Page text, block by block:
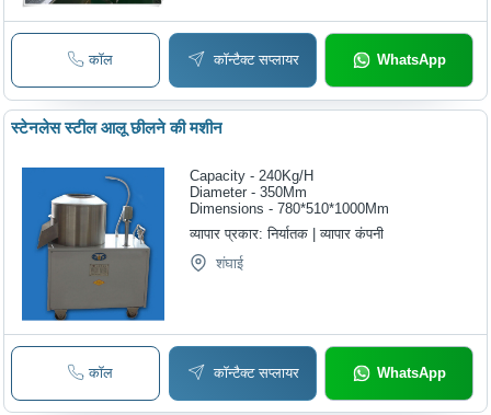
कॉल कॉन्टैक्ट सप्लायर WhatsApp
स्टेनलेस स्टील आलू छीलने की मशीन
Capacity - 240Kg/H
Diameter - 350Mm
Dimensions - 780*510*1000Mm
व्यापार प्रकार:निर्यातक | व्यापार कंपनी
शंघाई
कॉल कॉन्टैक्ट सप्लायर WhatsApp